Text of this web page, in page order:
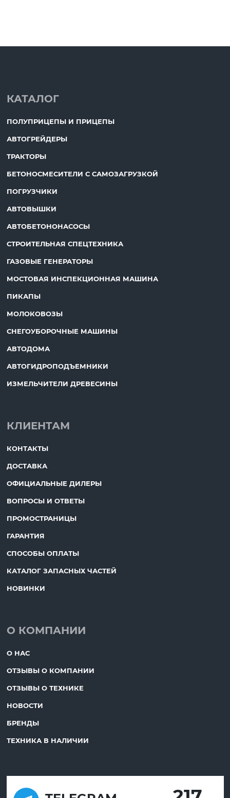
КАТАЛОГ
ПОЛУПРИЦЕПЫ И ПРИЦЕПЫ
АВТОГРЕЙДЕРЫ
ТРАКТОРЫ
БЕТОНОСМЕСИТЕЛИ С САМОЗАГРУЗКОЙ
ПОГРУЗЧИКИ
АВТОВЫШКИ
АВТОБЕТОНОНАСОСЫ
СТРОИТЕЛЬНАЯ СПЕЦТЕХНИКА
ГАЗОВЫЕ ГЕНЕРАТОРЫ
МОСТОВАЯ ИНСПЕКЦИОННАЯ МАШИНА
ПИКАПЫ
МОЛОКОВОЗЫ
СНЕГОУБОРОЧНЫЕ МАШИНЫ
АВТОДОМА
АВТОГИДРОПОДЪЕМНИКИ
ИЗМЕЛЬЧИТЕЛИ ДРЕВЕСИНЫ
КЛИЕНТАМ
КОНТАКТЫ
ДОСТАВКА
ОФИЦИАЛЬНЫЕ ДИЛЕРЫ
ВОПРОСЫ И ОТВЕТЫ
ПРОМОСТРАНИЦЫ
ГАРАНТИЯ
СПОСОБЫ ОПЛАТЫ
КАТАЛОГ ЗАПАСНЫХ ЧАСТЕЙ
НОВИНКИ
О КОМПАНИИ
О НАС
ОТЗЫВЫ О КОМПАНИИ
ОТЗЫВЫ О ТЕХНИКЕ
НОВОСТИ
БРЕНДЫ
ТЕХНИКА В НАЛИЧИИ